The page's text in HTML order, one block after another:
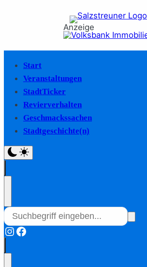
Anzeige
Start
Veranstaltungen
StadtTicker
Revierverhalten
Geschmackssachen
Stadtgeschichte(n)
Instagram
Facebook